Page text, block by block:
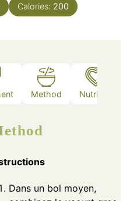
Calories: 200
Method Nutrition
Dans un bol moyen,